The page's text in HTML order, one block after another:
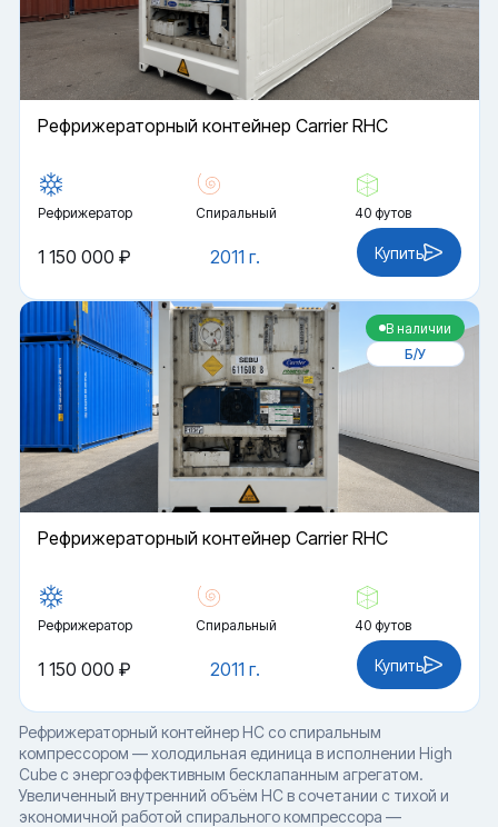
Рефрижераторный контейнер Carrier RHC
Рефрижератор Спиральный 40 футов
2011 г.
1 150 000 ₽ Купить
В наличии
Б/У
Рефрижераторный контейнер Carrier RHC
Рефрижератор Спиральный 40 футов
2011 г.
1 150 000 ₽ Купить
Рефрижераторный контейнер HC со спиральным
компрессором — холодильная единица в исполнении High
Cube с энергоэффективным бесклапанным агрегатом.
Увеличенный внутренний объём HC в сочетании с тихой и
экономичной работой спирального компрессора —